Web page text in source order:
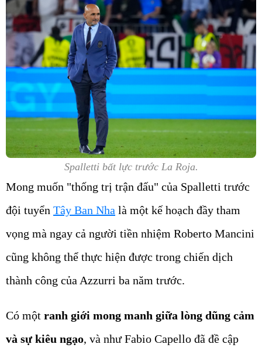
Spalletti bất lực trước La Roja.
Mong muốn "thống trị trận đấu" của Spalletti trước
đội tuyển Tây Ban Nha là một kế hoạch đầy tham
vọng mà ngay cả người tiền nhiệm Roberto Mancini
cũng không thể thực hiện được trong chiến dịch
thành công của Azzurri ba năm trước.
Có một ranh giới mong manh giữa lòng dũng cảm
và sự kiêu ngạo, và như Fabio Capello đã đề cập